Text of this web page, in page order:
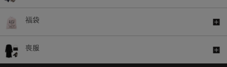
福袋
喪服